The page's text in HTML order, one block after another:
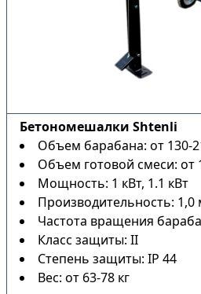
Бетономешалки Shtenli
Объем барабана: от 130-
Объем готовой смеси: от
Мощность: 1 кВт, 1.1 кВт
Производительность: 1,0
Частота вращения
Класс защиты: II
Степень защиты: IP 44
Вес: от 63-78 кг